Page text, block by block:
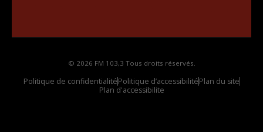
© 2026 FM 103,3 Tous droits réservés.
Politique de confidentialitéPolitique d’accessibilitéPlan du site
Plan d'accessibilite